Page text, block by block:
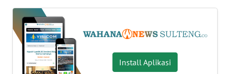
Install Aplikasi
NUSANTARA
KHAS